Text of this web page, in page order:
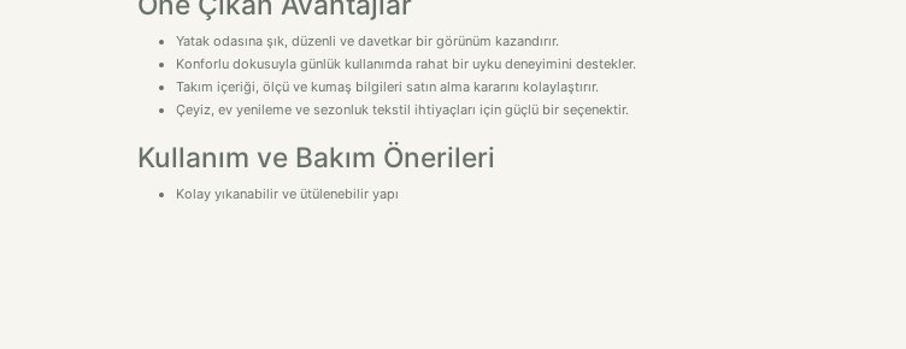
Yatak odasına şık, düzenli ve davetkar bir görünüm kazandırır.
Konforlu dokusuyla günlük kullanımda rahat bir uyku deneyimini destekler.
Takım içeriği, ölçü ve kumaş bilgileri satın alma kararını kolaylaştırır.
Çeyiz, ev yenileme ve sezonluk tekstil ihtiyaçları için güçlü bir seçenektir.
Kullanım ve Bakım Önerileri
Kolay yıkanabilir ve ütülenebilir yapı